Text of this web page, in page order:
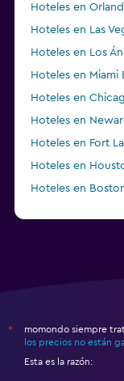
Hoteles en
Hoteles en Las
Hoteles en Los
Hoteles en Miami
Hoteles en
Hoteles en
Hoteles en Fort
Hoteles en
Hoteles en
*
momondo siempre
los precios no están
Esta es la razón: